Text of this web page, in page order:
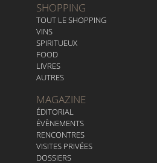
SHOPPING
TOUT LE SHOPPING
VINS
SPIRITUEUX
FOOD
LIVRES
AUTRES
MAGAZINE
ÉDITORIAL
ÉVÈNEMENTS
RENCONTRES
VISITES PRIVÉES
DOSSIERS